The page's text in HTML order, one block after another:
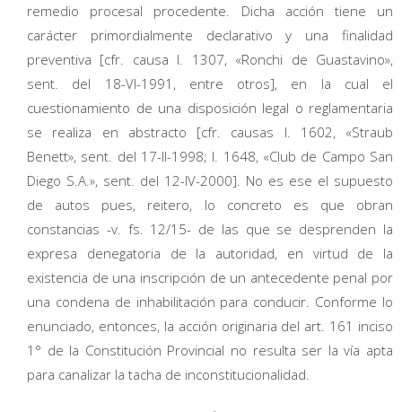
remedio procesal procedente. Dicha acción tiene un
carácter primordialmente declarativo y una finalidad
preventiva [cfr. causa I. 1307, «Ronchi de Guastavino»,
sent. del 18-VI-1991, entre otros], en la cual el
cuestionamiento de una disposición legal o reglamentaria
se realiza en abstracto [cfr. causas I. 1602, «Straub
Benett», sent. del 17-II-1998; I. 1648, «Club de Campo San
Diego S.A.», sent. del 12-IV-2000]. No es ese el supuesto
de autos pues, reitero, lo concreto es que obran
constancias -v. fs. 12/15- de las que se desprenden la
expresa denegatoria de la autoridad, en virtud de la
existencia de una inscripción de un antecedente penal por
una condena de inhabilitación para conducir. Conforme lo
enunciado, entonces, la acción originaria del art. 161 inciso
1° de la Constitución Provincial no resulta ser la vía apta
para canalizar la tacha de inconstitucionalidad.